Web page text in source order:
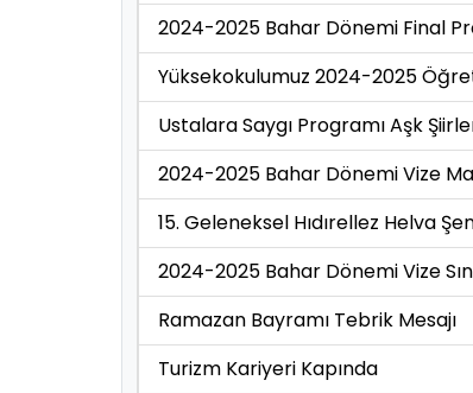
2024-2025 Bahar Dönemi Final
Yüksekokulumuz 2024-2025
Ustalara Saygı Programı Aşk
2024-2025 Bahar Dönemi Vize
15. Geleneksel Hıdırellez Helva
2024-2025 Bahar Dönemi Vize
Ramazan Bayramı Tebrik Mesajı
Turizm Kariyeri Kapında